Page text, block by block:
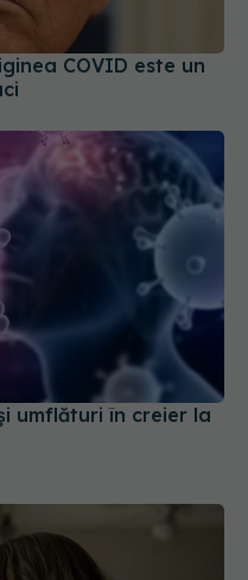
COVID este un
umflături în creier la